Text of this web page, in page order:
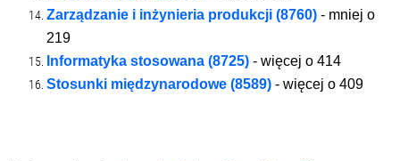
Zarządzanie i inżynieria produkcji (8760) - mniej o
219
Informatyka stosowana (8725)- więcej o414
Stosunki międzynarodowe (8589) - więcej o409